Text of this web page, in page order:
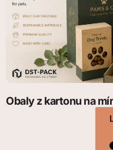
Obaly z kartonu na